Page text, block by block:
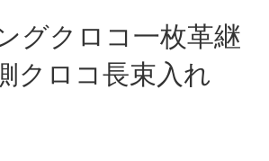
グクロコ一枚革継
クロコ長束入れ